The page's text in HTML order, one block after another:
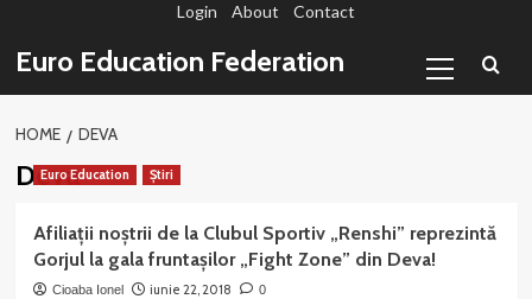
conținut
Login About Contact
Euro Education Federation
Menu
HOME DEVA
Deva
Euro Education Știri
Afiliații noștrii de la Clubul Sportiv „Renshi” reprezintă
Gorjul la gala fruntașilor „Fight Zone” din Deva!
Cioaba Ionel iunie 22, 2018 0